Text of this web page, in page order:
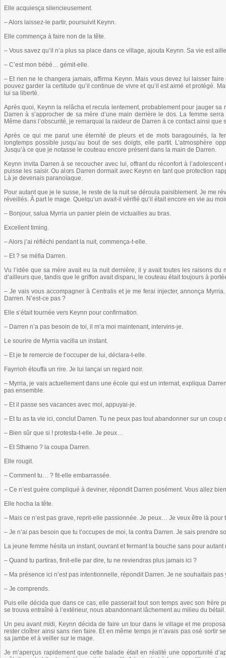
Elle acquiesça silencieusement.
– Alors laissez-le partir, poursuivit Keynn.
Elle commença à faire non de la tête.
– Vous savez qu’il n’a plus sa place dans ce village, ajouta Keynn. Sa vie est
– C’est mon bébé… gémit-elle.
– Et rien ne le changera jamais, affirma Keynn. Mais vous devez lui laisser
pouvez garder la certitude qu’il continue de vivre et qu’il est aimé et protégé.
lui sa liberté.
Après quoi, Keynn la relâcha et recula lentement, probablement pour jauger
Darren à s’approcher de sa mère d’une main derrière le dos. La femme
Même dans l’obscurité, je remarquai la raideur de Darren à ce contact ainsi
Après ce qui me parut une éternité de pleurs et de mots baragouinés, la
longtemps possible jusqu’au bout de ses doigts, elle partit. L’atmosphère
Jusqu’à ce que je notasse le couteau encore présent dans la main de Darren.
Keynn invita Darren à se recoucher avec lui, offrant du réconfort à
puisse les saisir. Ou alors Darren dormait avec Keynn en tant que protection
Là je devenais paranoïaque.
Pour autant que je le susse, le reste de la nuit se déroula paisiblement. Je me
réveillés. À part le mage. Quelqu’un avait-il vérifié qu’il était encore en vie au
– Bonjour, salua Myrria un panier plein de victuailles au bras.
Excellent timing.
– Alors j’ai réfléchi pendant la nuit, commença-t-elle.
– Et ? se méfia Darren.
Vu l’idée que sa mère avait eu la nuit dernière, il y avait toutes les raisons
d’ailleurs que, tandis que le griffon avait disparu, le couteau était toujours à
– Je vais vous accompagner à Centralis et je me ferai injecter, annonça
Darren. N’est-ce pas ?
Elle s’était tournée vers Keynn pour confirmation.
– Darren n’a pas besoin de toi, il m’a moi maintenant, intervins-je.
Le sourire de Myrria vacilla un instant.
– Et je te remercie de t’occuper de lui, déclara-t-elle.
Fayrrioh étouffa un rire. Je lui lançai un regard noir.
– Myrria, je vais actuellement dans une école qui est un internat, expliqua
pas ensemble.
– Et il passe ses vacances avec moi, appuyai-je.
– Et tu as ta vie ici, conclut Darren. Tu ne peux pas tout abandonner sur un coup
– Bien sûr que si ! protesta-t-elle. Je peux…
– Et Sthæno ? la coupa Darren.
Elle rougit.
– Comment tu… ? fit-elle embarrassée.
– Ce n’est guère compliqué à deviner, répondit Darren posément. Vous allez
Elle hocha la tête.
– Mais ce n’est pas grave, reprit-elle passionnée. Je peux… Je veux être là
– Je n’ai pas besoin que tu t’occupes de moi, la contra Darren. Je sais prendre
La jeune femme hésita un instant, ouvrant et fermant la bouche sans pour
– Quand tu partiras, finit-elle par dire, tu ne reviendras plus jamais ici ?
– Ma présence ici n’est pas intentionnelle, répondit Darren. Je ne souhaitais
– Je comprends.
Puis elle décida que dans ce cas, elle passerait tout son temps avec son frère
se trouva entraîné à l’extérieur, nous abandonnant lâchement au milieu du bétail.
Un peu avant midi, Keynn décida de faire un tour dans le village et me
rester cloîtrer ainsi sans rien faire. Et en même temps je n’avais pas osé sortir
sa jambe et à veiller sur le mage.
Je m’aperçus rapidement que cette balade était en réalité une opportunité